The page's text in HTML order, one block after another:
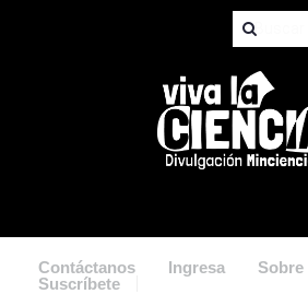
Contáctanos Ingresa
Suscríbete